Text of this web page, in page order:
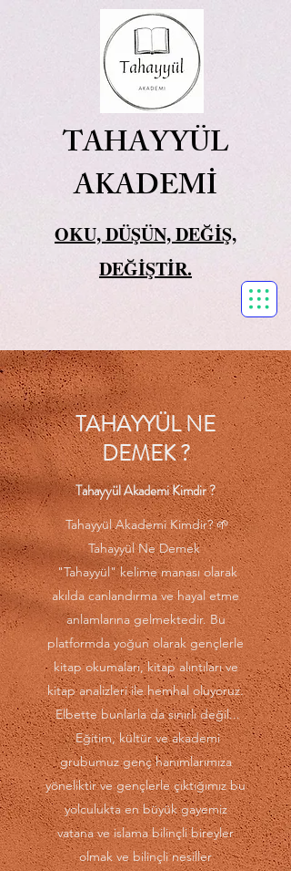
TAHAYYÜL
AKADEMİ
OKU, DÜŞÜN, DEĞİŞ,
DEĞİŞTİR.
TAHAYYÜL NE
DEMEK ?
Tahayyül Akademi Kimdir?
Tahayyül Akademi Kimdir? 🌱
Tahayyül Ne Demek
"Tahayyül" kelime manası olarak
akılda canlandırma ve hayal etme
anlamlarına gelmektedir. Bu
platformda yoğun olarak gençlerle
kitap okumaları, kitap alıntıları ve
kitap analizleri ile hemhal oluyoruz.
Elbette bunlarla da sınırlı değil...
Eğitim, kültür ve akademi
grubumuz genç hanımlarımıza
yöneliktir ve gençlerle çıktığımız bu
yolculukta en büyük gayemiz
vatana ve islama bilinçli bireyler
olmak ve bilinçli nesiller